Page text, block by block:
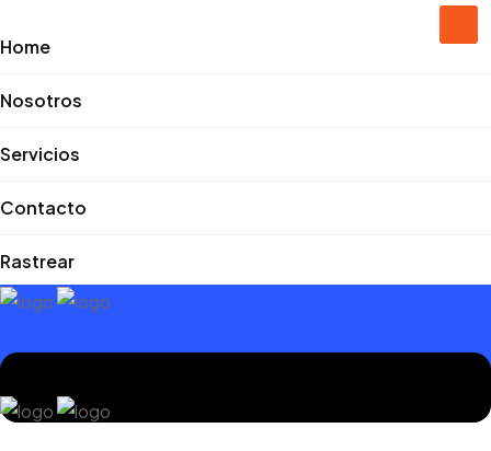
Home
Nosotros
Servicios
Contacto
Rastrear